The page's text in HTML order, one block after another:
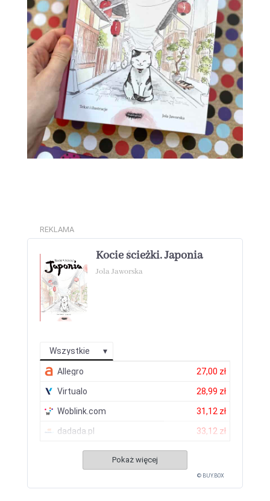
REKLAMA
Kocie ścieżki. Japonia
Jola Jaworska
Wszystkie
Allegro 27,00 zł
Virtualo 28,99 zł
Woblink.com 31,12 zł
dadada.pl 33,12 zł
Pokaż więcej
© BUY.BOX